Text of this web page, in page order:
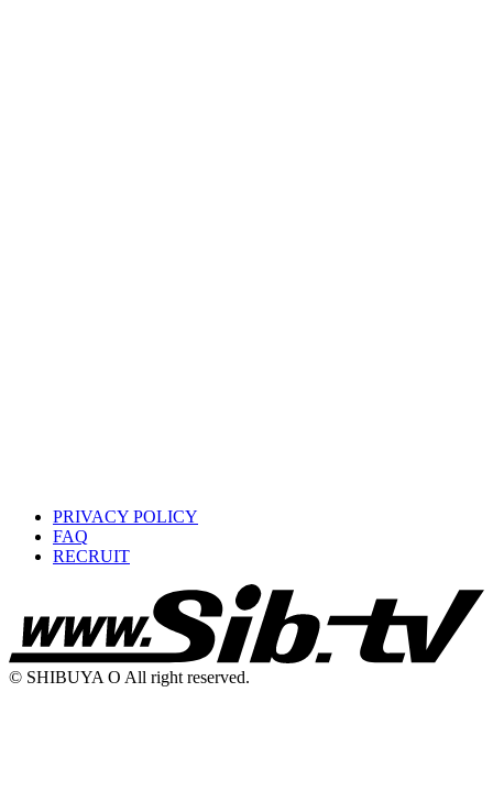
PRIVACY POLICY
FAQ
RECRUIT
© SHIBUYA O All right reserved.